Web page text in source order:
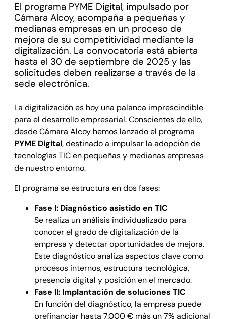
El programa PYME Digital, impulsado por
Cámara Alcoy, acompaña a pequeñas y
medianas empresas en un proceso de
mejora de su competitividad mediante la
digitalización. La convocatoria está abierta
hasta el 30 de septiembre de 2025 y las
solicitudes deben realizarse a través de la
sede electrónica.
La digitalización es hoy una palanca imprescindible
para el desarrollo empresarial. Conscientes de ello,
desde Cámara Alcoy hemos lanzado el programa
PYME Digital, destinado a impulsar la adopción de
tecnologías TIC en pequeñas y medianas empresas
de nuestro entorno.
El programa se estructura en dos fases:
Fase I: Diagnóstico asistido en TIC
Se realiza un análisis individualizado para
conocer el grado de digitalización de la
empresa y detectar oportunidades de mejora.
Este diagnóstico analiza aspectos clave como
procesos internos, estructura tecnológica,
presencia digital y posición en el mercado.
Fase II: Implantación de soluciones TIC
En función del diagnóstico, la empresa puede
prefinanciar hasta 7.000 € más un 7% adicional